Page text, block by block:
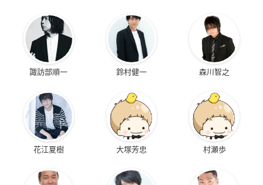
イシシ ポポン イシシ
まじめにふまじめ か
いけつゾロリ なぞの
お宝大さくせん
イシシ
PIKACHU THE MOVI
E ピカチュウのドキ
ドキかくれんぼ
コダック
メトロポリス
フィフィ
諏訪部順一 鈴村健一 森川智之
花江夏樹 大塚芳忠 村瀬歩